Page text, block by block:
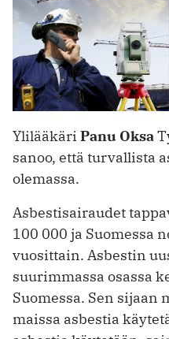
Ylilääkäri Panu Oksa
sanoo, että turvallista
olemassa.
Asbestisairaudet
100 000 ja Suomessa
vuosittain. Asbestin
suurimmassa osassa
Suomessa. Sen sijaan
maissa asbestia